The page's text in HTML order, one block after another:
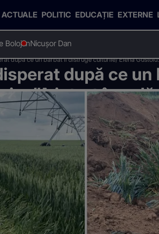
ACTUALE POLITIC EDUCAȚIE EXTERNE
BolojanNicușor Dan
după ce un bărbat îi distruge culturile/ Elena
după ce
”A intrat în